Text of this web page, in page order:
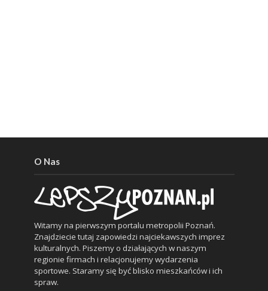
O Nas
Witamy na pierwszym portalu metropolii Poznań.
Znajdziecie tutaj zapowiedzi najciekawszych imprez
kulturalnych. Piszemy o działających w naszym
regionie firmach i relacjonujemy wydarzenia
sportowe. Staramy się być blisko mieszkańców i ich
spraw.